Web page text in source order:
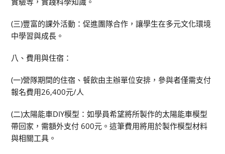
(三)豐富的課外活動：促進團隊合作，讓學生在多元文化環境
中學習與成長。
八、費用與住宿：
(一)營隊期間的住宿、餐飲由主辦單位安排，參與者僅需支付
報名費用26,400元/人
(二)太陽能車DIY模型：如學員希望將所製作的太陽能車模型
帶回家，需額外支付 600元。這筆費用將用於製作模型材料
與相關工具。